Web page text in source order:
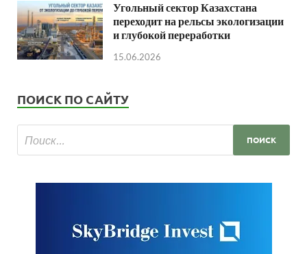
Угольный сектор Казахстана
переходит на рельсы экологизации
и глубокой переработки
15.06.2026
ПОИСК ПО САЙТУ